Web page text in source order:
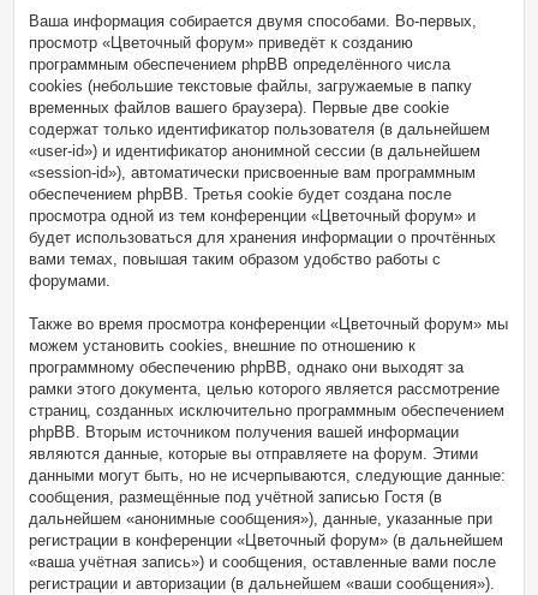
Ваша информация собирается двумя способами. Во-первых,
просмотр «Цветочный форум» приведёт к созданию
программным обеспечением phpBB определённого числа
cookies (небольшие текстовые файлы, загружаемые в папку
временных файлов вашего браузера). Первые две cookie
содержат только идентификатор пользователя (в дальнейшем
«user-id») и идентификатор анонимной сессии (в дальнейшем
«session-id»), автоматически присвоенные вам программным
обеспечением phpBB. Третья cookie будет создана после
просмотра одной из тем конференции «Цветочный форум» и
будет использоваться для хранения информации о прочтённых
вами темах, повышая таким образом удобство работы с
форумами.
Также во время просмотра конференции «Цветочный форум» мы
можем установить cookies, внешние по отношению к
программному обеспечению phpBB, однако они выходят за
рамки этого документа, целью которого является рассмотрение
страниц, созданных исключительно программным обеспечением
phpBB. Вторым источником получения вашей информации
являются данные, которые вы отправляете на форум. Этими
данными могут быть, но не исчерпываются, следующие данные:
сообщения, размещённые под учётной записью Гостя (в
дальнейшем «анонимные сообщения»), данные, указанные при
регистрации в конференции «Цветочный форум» (в дальнейшем
«ваша учётная запись») и сообщения, оставленные вами после
регистрации и авторизации (в дальнейшем «ваши сообщения»).